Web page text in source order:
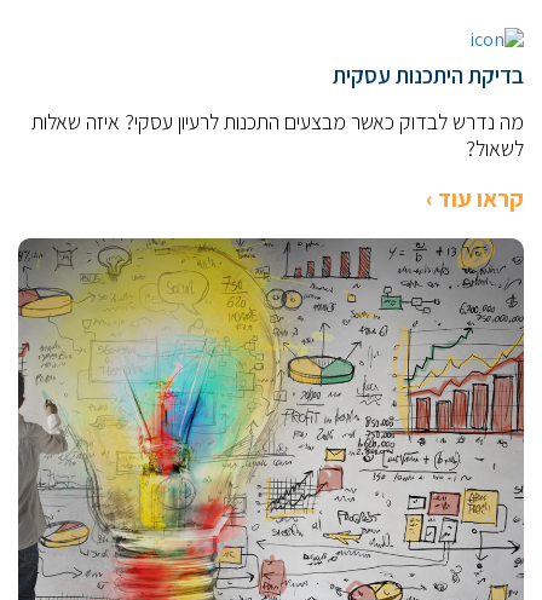
בדיקת היתכנות עסקית
מה נדרש לבדוק כאשר מבצעים התכנות לרעיון עסקי? איזה שאלות
לשאול?
קראו עוד ›